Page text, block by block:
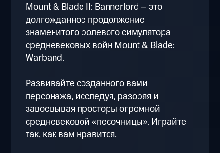
Mount & Blade II: Bannerlord – это
долгожданное продолжение
знаменитого ролевого симулятора
средневековых войн Mount & Blade:
Warband.
Развивайте созданного вами
персонажа, исследуя, разоряя и
завоевывая просторы огромной
средневековой «песочницы». Играйте
так, как вам нравится.